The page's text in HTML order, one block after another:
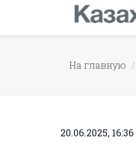
На главную
20.06.2025, 16:36